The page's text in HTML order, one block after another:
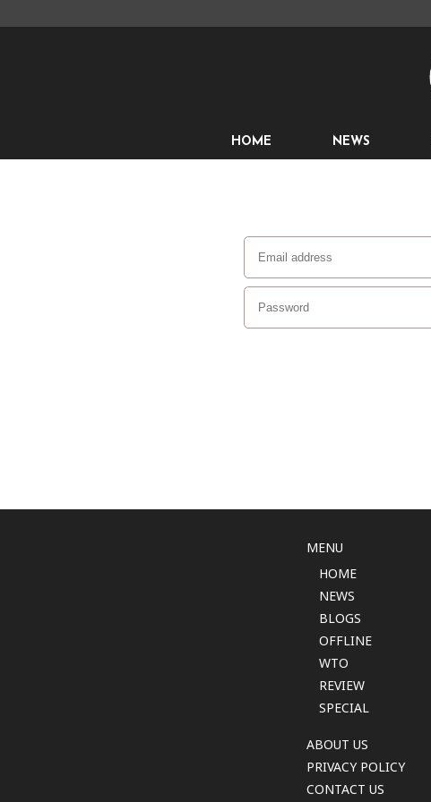
HOME NEWS
MENU
HOME
NEWS
BLOGS
OFFLINE
WTO
REVIEW
SPECIAL
ABOUT US
PRIVACY POLICY
CONTACT US